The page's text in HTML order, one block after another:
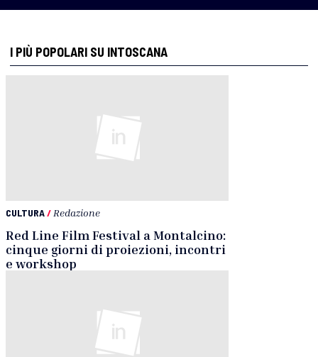
I PIÙ POPOLARI SU INTOSCANA
CULTURA/ Redazione
Red Line Film Festival a Montalcino:
cinque giorni di proiezioni, incontri
e workshop